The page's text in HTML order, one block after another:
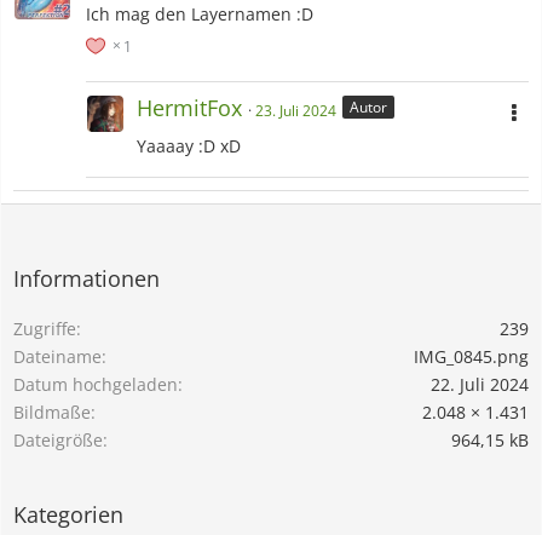
Ich mag den Layernamen :D
1
HermitFox 23. Juli 2024 Autor
Yaaaay :D xD
Informationen
Zugriffe
239
Dateiname
IMG_0845.png
Datum hochgeladen
22. Juli 2024
Bildmaße
2.048 × 1.431
Dateigröße
964,15 kB
Kategorien